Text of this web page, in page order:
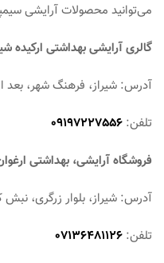
می‌توانید محصولات آرایشی
گالری آرایشی بهداشتی ارکیده
آدرس: شیراز، فرهنگ شهر، بعد از کوچه ۲۰، جنب
تلفن: 09197227556
فروشگاه آرایشی، بهداشتی
آدرس: شیراز، بلوار زرگری، نبش
تلفن: 07136481126